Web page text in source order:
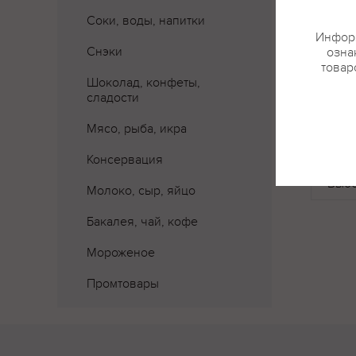
Соки, воды, напитки
Снэки
Шоколад, конфеты,
сладости
Мясо, рыба, икра
Консервация
Молоко, сыр, яйцо
Бакалея, чай, кофе
Мороженое
Промтовары